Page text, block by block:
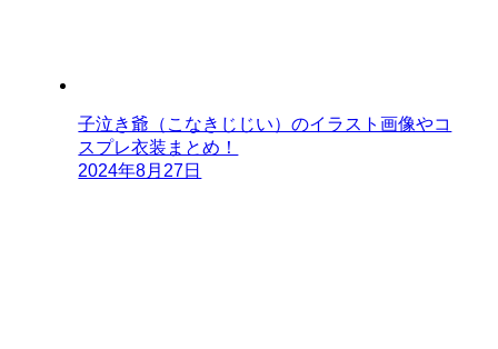
子泣き爺（こなきじじい）のイラスト画像やコ
スプレ衣装まとめ！
2024年8月27日